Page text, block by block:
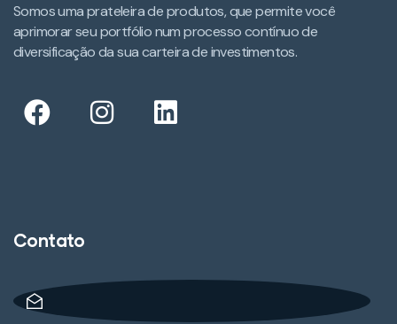
Somos uma prateleira de produtos, que permite você
aprimorar seu portfólio num processo contínuo de
diversificação da sua carteira de investimentos.​
Contato